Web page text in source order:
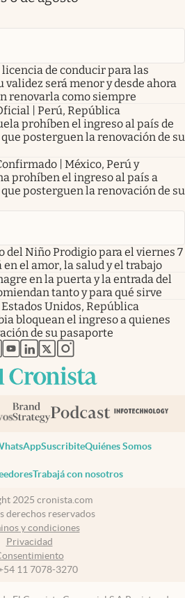
licencia de conducir para las
validez será menor y desde ahora
renovarla como siempre
| Perú, República
prohíben el ingreso al país de
posterguen la renovación de su
| México, Perú y
prohíben el ingreso al país a
posterguen la renovación de su
del Niño Prodigio para el viernes 7
en el amor, la salud y el trabajo
en la puerta y la entrada del
tanto y para qué sirve
Unidos, República
bloquean el ingreso a quienes
de su pasaporte
abre en nueva pestaña
abre en nueva pestaña
abre en nueva pestaña
abre en nueva pestaña
abre en nueva pestaña
SuscribiteQuiénes Somos
Trabajá con nosotros
2025 cronista.com
derechos reservados
y condiciones
Privacidad
11 7078-3270